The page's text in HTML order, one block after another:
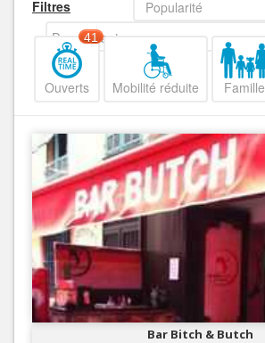
Filtres
Popularité
Decroissant
Ouverts
41
Mobilité réduite Famille
Bar Bitch & Butch